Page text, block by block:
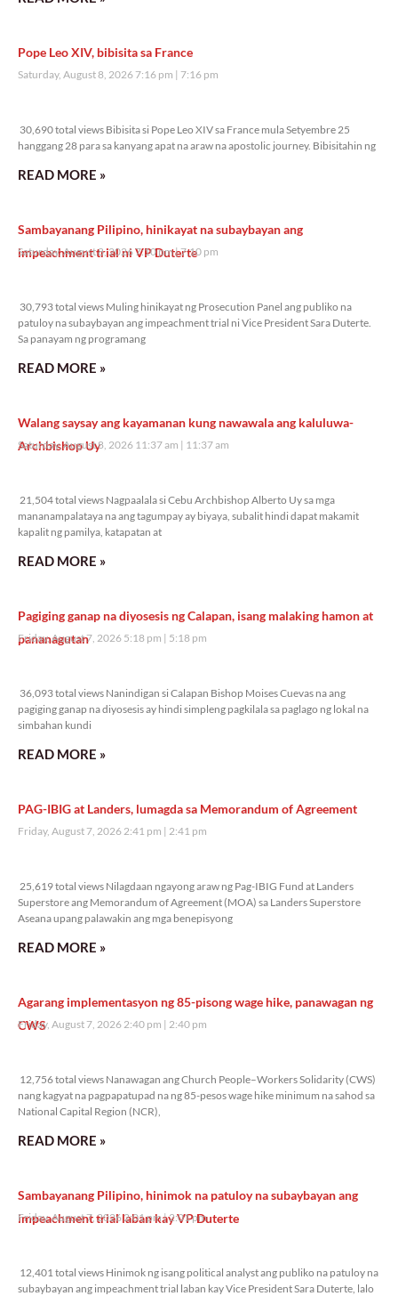
Pope Leo XIV, bibisita sa France
Saturday, August 8, 2026 7:16 pm 7:16 pm
30,690 total views Bibisita si Pope Leo XIV sa France mula Setyembre 25
hanggang 28 para sa kanyang apat na araw na apostolic journey. Bibisitahin ng
READ MORE »
Sambayanang Pilipino, hinikayat na subaybayan ang
impeachment trial ni VP Duterte
Saturday, August 8, 2026 7:10 pm 7:10 pm
30,793 total views Muling hinikayat ng Prosecution Panel ang publiko na
patuloy na subaybayan ang impeachment trial ni Vice President Sara Duterte.
Sa panayam ng programang
READ MORE »
Walang saysay ang kayamanan kung nawawala ang kaluluwa-
Archbishop Uy
Saturday, August 8, 2026 11:37 am 11:37 am
21,504 total views Nagpaalala si Cebu Archbishop Alberto Uy sa mga
mananampalataya na ang tagumpay ay biyaya, subalit hindi dapat makamit
kapalit ng pamilya, katapatan at
READ MORE »
Pagiging ganap na diyosesis ng Calapan, isang malaking hamon at
pananagutan
Friday, August 7, 2026 5:18 pm 5:18 pm
36,093 total views Nanindigan si Calapan Bishop Moises Cuevas na ang
pagiging ganap na diyosesis ay hindi simpleng pagkilala sa paglago ng lokal na
simbahan kundi
READ MORE »
PAG-IBIG at Landers, lumagda sa Memorandum of Agreement
Friday, August 7, 2026 2:41 pm 2:41 pm
25,619 total views Nilagdaan ngayong araw ng Pag-IBIG Fund at Landers
Superstore ang Memorandum of Agreement (MOA) sa Landers Superstore
Aseana upang palawakin ang mga benepisyong
READ MORE »
Agarang implementasyon ng 85-pisong wage hike, panawagan ng
CWS
Friday, August 7, 2026 2:40 pm 2:40 pm
12,756 total views Nanawagan ang Church People–Workers Solidarity (CWS)
nang kagyat na pagpapatupad na ng 85-pesos wage hike minimum na sahod sa
National Capital Region (NCR),
READ MORE »
Sambayanang Pilipino, hinimok na patuloy na subaybayan ang
impeachment trial laban kay VP Duterte
Friday, August 7, 2026 2:01 pm 2:01 pm
12,401 total views Hinimok ng isang political analyst ang publiko na patuloy na
subaybayan ang impeachment trial laban kay Vice President Sara Duterte, lalo